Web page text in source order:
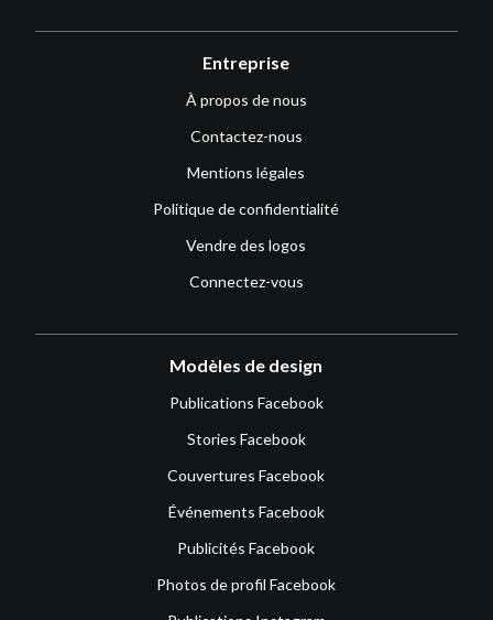
Entreprise
À propos de nous
Contactez-nous
Mentions légales
Politique de confidentialité
Vendre des logos
Connectez-vous
Modèles de design
Publications Facebook
Stories Facebook
Couvertures Facebook
Événements Facebook
Publicités Facebook
Photos de profil Facebook